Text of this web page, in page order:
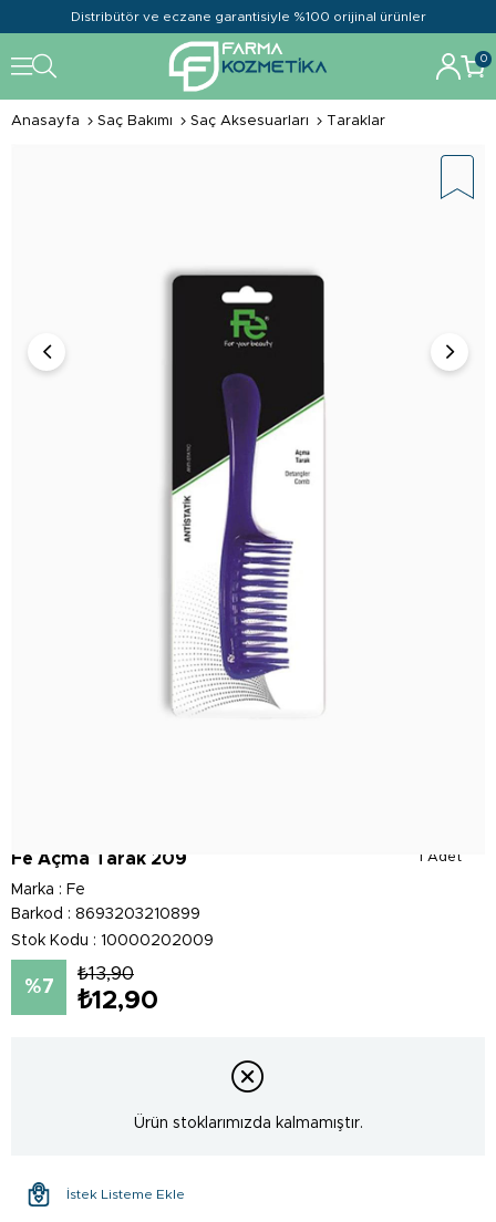
Distribütör ve eczane garantisiyle %100 orijinal ürünler
0
Anasayfa Saç Bakımı Saç Aksesuarları Taraklar
1 Adet
Fe Açma Tarak 209
Marka : Fe
Barkod : 8693203210899
Stok Kodu
10000202009
7
₺13,90
₺12,90
Ürün stoklarımızda kalmamıştır.
İstek Listeme Ekle